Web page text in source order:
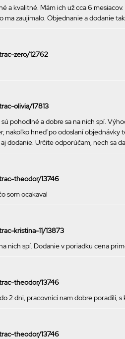
a kvalitné. Mám ich už cca 6
ma zaujímalo. Objednanie a dodanie
zero/12762
olivia/17813
pohodlné a dobre sa na nich spí.
nakoľko hneď po odoslaní
dodanie. Určite odporúčam, nech sa
theodor/13746
som ocakaval
kristina-11/13873
nich spí. Dodanie v poriadku cena
theodor/13746
2 dni, pracovnici nam dobre poradili,
theodor/13746